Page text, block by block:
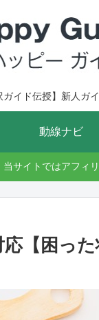
ガイド伝授】新人ガ
動線ナビ
サイトではアフィ
応【困っ